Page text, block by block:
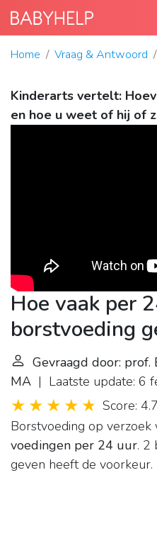
Home Vraag & Antwoord
Kinderarts vertelt:
en hoe u weet of hij of
Hoe vaak per
borstvoeding
Gevraagd door: prof.
MA | Laatste update: 6
Score:
Borstvoeding op verzoek
voedingen per 24 uur. 2
geven heeft de voorkeur.